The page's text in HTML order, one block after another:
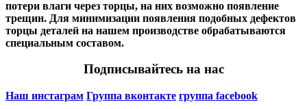
потери влаги через торцы, на них возможно появление
трещин. Для минимизации появления подобных дефектов
торцы деталей на нашем производстве обрабатываются
специальным составом.
Подписывайтесь на нас
Наш инстаграм Группа вконтакте группа facebook